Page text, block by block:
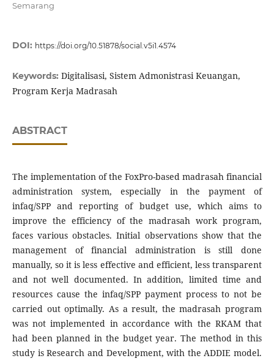
Semarang
DOI: https://doi.org/10.51878/social.v5i1.4574
Keywords: Digitalisasi, Sistem Admonistrasi Keuangan,
Program Kerja Madrasah
ABSTRACT
The implementation of the FoxPro-based madrasah financial
administration system, especially in the payment of
infaq/SPP and reporting of budget use, which aims to
improve the efficiency of the madrasah work program,
faces various obstacles. Initial observations show that the
management of financial administration is still done
manually, so it is less effective and efficient, less transparent
and not well documented. In addition, limited time and
resources cause the infaq/SPP payment process to not be
carried out optimally. As a result, the madrasah program
was not implemented in accordance with the RKAM that
had been planned in the budget year. The method in this
study is Research and Development, with the ADDIE model.